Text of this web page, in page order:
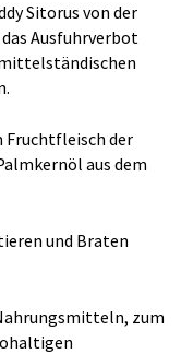
Sitorus von der
Ausfuhrverbot
Fruchtfleisch der
aus dem
und Braten
zum